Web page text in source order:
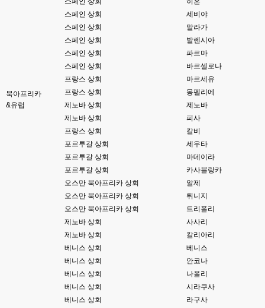
북아프리카
&유럽
스페인 상회
세비야
스페인 상회
말라가
스페인 상회
발렌시아
스페인 상회
파르마
스페인 상회
바르셀로나
프랑스 상회
마르세유
프랑스 상회
몽펠리에
제노바 상회
제노바
제노바 상회
피사
프랑스 상회
칼비
포르투갈 상회
세우타
포르투갈 상회
마데이라
포르투갈 상회
카사블랑카
오스만 북아프리카 상회
알제
오스만 북아프리카 상회
튀니지
오스만 북아프리카 상회
트리폴리
제노바 상회
사사리
제노바 상회
칼리아리
베니스 상회
베니스
베니스 상회
안코나
베니스 상회
나폴리
베니스 상회
시라쿠사
베니스 상회
라구사
다른쪽에는 php8.4호스팅.
해서
비슷은한데 또 불편한부분도 많더라구요
8버전쪽은 아에 지원을 안하니깐 .. 용량도 용량이고 ;;